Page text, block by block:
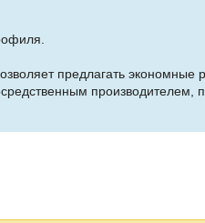
предлагать
производителем,